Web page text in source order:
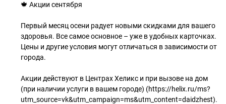
🍁 Акции сентября
Первый месяц осени радует новыми скидками для вашего
здоровья. Все самое основное – уже в удобных карточках.
Цены и другие условия могут отличаться в зависимости от
города.
Акции действуют в Центрах Хеликс и при вызове на дом
(при наличии услуги в вашем городе) (https://helix.ru/ms?
utm_source=vk&utm_campaign=ms&utm_content=daidzhest).